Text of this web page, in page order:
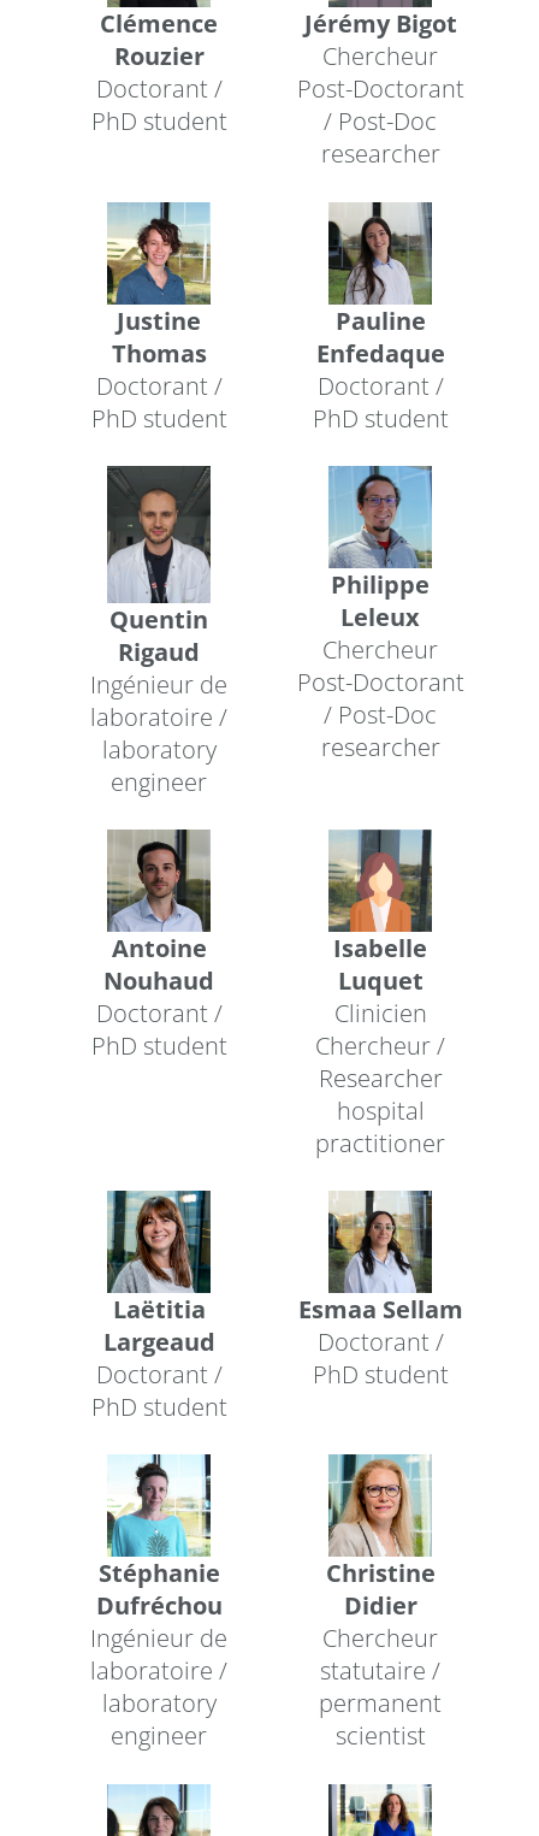
Clémence
Rouzier
Doctorant /
PhD student
Jérémy Bigot
Chercheur
Post-Doctorant
/ Post-Doc
researcher
Justine
Thomas
Doctorant /
PhD student
Pauline
Enfedaque
Doctorant /
PhD student
Quentin
Rigaud
Ingénieur de
laboratoire /
laboratory
engineer
Philippe
Leleux
Chercheur
Post-Doctorant
/ Post-Doc
researcher
Antoine
Nouhaud
Doctorant /
PhD student
Isabelle
Luquet
Clinicien
Chercheur /
Researcher
hospital
practitioner
Laëtitia
Largeaud
Doctorant /
PhD student
Esmaa Sellam
Doctorant /
PhD student
Stéphanie
Dufréchou
Ingénieur de
laboratoire /
laboratory
engineer
Christine
Didier
Chercheur
statutaire /
permanent
scientist